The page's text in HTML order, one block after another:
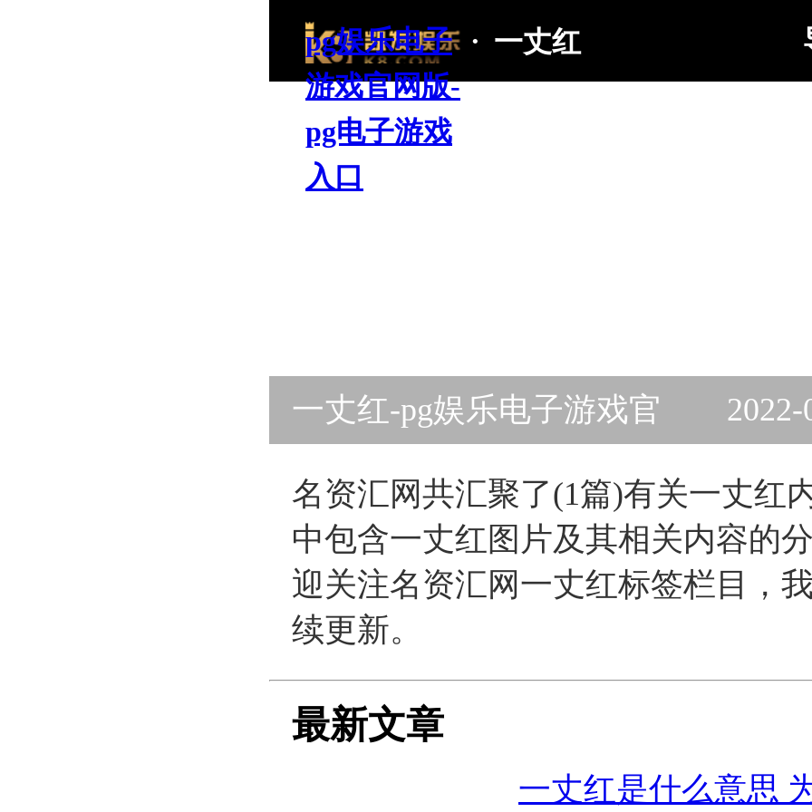
pg娱乐电子
游戏官网版-
pg电子游戏
入口
· 一丈红
一丈红-pg娱乐电子游戏官
网版
2022-
名资汇网共汇聚了(1篇)有关一丈红
中包含一丈红图片及其相关内容的
迎关注名资汇网一丈红标签栏目，
续更新。
最新文章
一丈红是什么意思